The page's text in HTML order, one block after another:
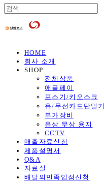
HOME
회사 소개
SHOP
전체상품
애플페이
포스기/키오스크
유/무선카드단말기
부가장비
유상 무상 용지
CCTV
매출자료신청
제품설명서
Q&A
자료실
배달의민족입점신청